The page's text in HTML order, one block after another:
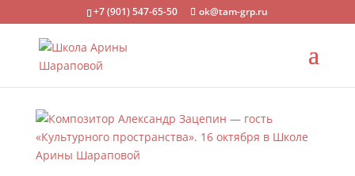
+7 (901) 547-65-50 ok@tam-grp.ru